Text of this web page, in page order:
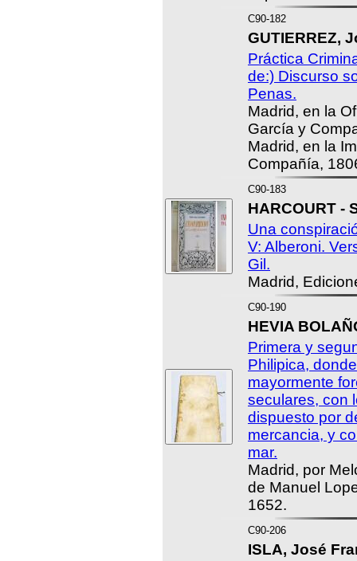
C90-182
GUTIERREZ,
Práctica
de:) Discurso
Penas.
Madrid, en la
García y
Madrid, en la
Compañía,
C90-183
HARCOURT -
Una
V: Alberoni.
Gil.
Madrid,
C90-190
HEVIA
Primera y
Philipica,
mayormente
seculares, con
dispuesto por
mercancia, y
mar.
Madrid, por
de Manuel
1652.
C90-206
ISLA, José